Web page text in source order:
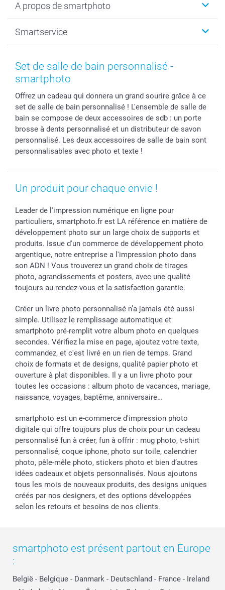
Tirage photo & agrandissement
Faire-part & Cartes
Coques smartphone
Stickers & Etiquettes
Dénicheur d'idées cadeau
Anniversaire
Naissance & baptême
Fête des Mères
Fête des Pères
Baptême
Toussaint
Rentrée des classes
Saint-Valentin
Vacances
A propos de smartphoto
Plan du site
Droit de rétraction
Plaintes
Gestion des cookies
Tarifs
Partenariats & Influence
Investisseurs
Smartservice
Aide
smartbonus
Livraison
Modes de paiement
Grandes quantités
Statut de ma commande
Set de salle de bain personnalisé -
smartphoto
Offrez un cadeau qui donnera un grand sourire grâce à ce
set de salle de bain personnalisé ! L'ensemble de salle de
bain se compose de deux accessoires de sdb : un porte
brosse à dents personnalisé et un distributeur de savon
personnalisé. Les deux accessoires de salle de bain sont
personnalisables avec photo et texte !
Un produit pour chaque envie !
Leader de l'impression numérique en ligne pour
particuliers, smartphoto.fr est LA référence en matière de
développement photo sur un large choix de supports et
produits. Issue d'un commerce de développement photo
argentique, notre entreprise a l'impression photo dans
son ADN ! Vous trouverez un grand choix de tirages
photo, agrandissements et posters, avec une qualité
toujours au rendez-vous et la satisfaction garantie.
Créer un livre photo personnalisé n’a jamais été aussi
simple. Utilisez le remplissage automatique et
smartphoto pré-remplit votre album photo en quelques
secondes. Vérifiez la mise en page, ajoutez votre texte,
commandez, et c'est livré en un rien de temps. Grand
choix de formats et de designs, qualité papier photo et
ouverture à plat disponibles. Il y a un livre photo pour
toutes les occasions : album photo de vacances, mariage,
naissance, voyages, baptême, anniversaire…
smartphoto est un e-commerce d'impression photo
digitale qui offre toujours plus de choix pour un cadeau
personnalisé fun à créer, fun à offrir : mug photo, t-shirt
personnalisé, coque iphone, photo sur toile, calendrier
photo, pêle-mêle photo, stickers photo et bien d’autres
idées cadeaux et objets personnalisés. Nous ajoutons
tous les mois de nouveaux produits, des designs uniques
créés par nos designers, et des options développées
selon les retours et besoins de nos clients.
smartphoto est présent partout en Europe
:
België - Belgique - Danmark - Deutschland - France - Ireland